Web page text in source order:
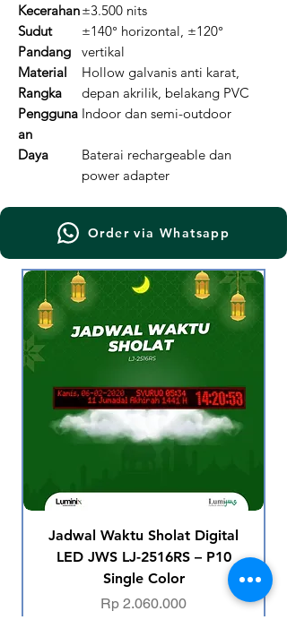
Kecerahan±3.500 nits
Sudut
Pandang
±140° horizontal, ±120°
vertikal
Material
Rangka
Hollow galvanis anti karat,
depan akrilik, belakang PVC
Pengguna
an
Indoor dan semi-outdoor
Daya
Baterai rechargeable dan
power adapter
Order via Whatsapp
Jadwal Waktu Sholat Digital
LED JWS LJ-2516RS – P10
Single Color
Price
Rp 2.060.000